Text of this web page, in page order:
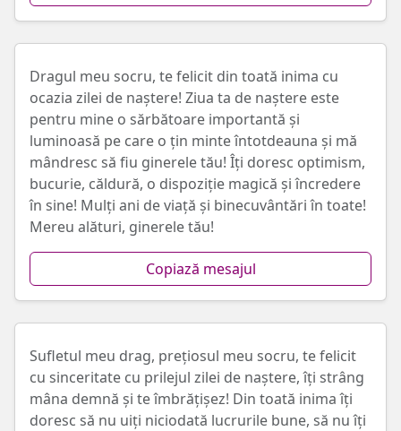
Dragul meu socru, te felicit din toată inima cu
ocazia zilei de naștere! Ziua ta de naștere este
pentru mine o sărbătoare importantă și
luminoasă pe care o țin minte întotdeauna și mă
mândresc să fiu ginerele tău! Îți doresc optimism,
bucurie, căldură, o dispoziție magică și încredere
în sine! Mulți ani de viață și binecuvântări în toate!
Mereu alături, ginerele tău!
Copiază mesajul
Sufletul meu drag, prețiosul meu socru, te felicit
cu sinceritate cu prilejul zilei de naștere, îți strâng
mâna demnă și te îmbrățișez! Din toată inima îți
doresc să nu uiți niciodată lucrurile bune, să nu îți